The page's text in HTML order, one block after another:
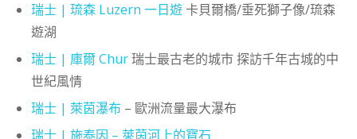
瑞士 | 琉森 Luzern 一日遊卡貝爾橋/垂死獅子像/琉森
遊湖
瑞士 | 庫爾 Chur瑞士最古老的城市 探訪千年古城的中
世紀風情
瑞士 | 萊茵瀑布 – 歐洲流量最大瀑布
瑞士 | 施泰因 – 萊茵河上的寶石